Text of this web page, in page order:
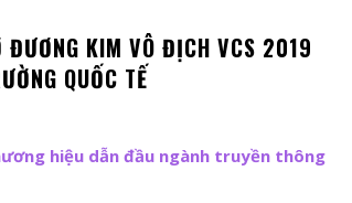
KIM VÔ ĐỊCH VCS 2019
QUỐC TẾ
hiệu dẫn đầu ngành truyền thông